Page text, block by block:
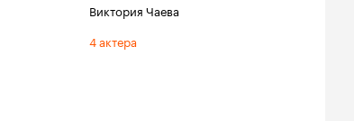
Виктория Чаева
4 актера